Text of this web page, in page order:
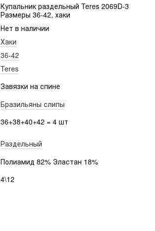
Купальник раздельный Teres 2069D-3
Размеры 36-42, хаки
Нет в наличии
Хаки
36-42
Teres
Завязки на спине
Бразильяны слипы
36+38+40+42 = 4 шт
Раздельный
Полиамид 82% Эластан 18%
4\12